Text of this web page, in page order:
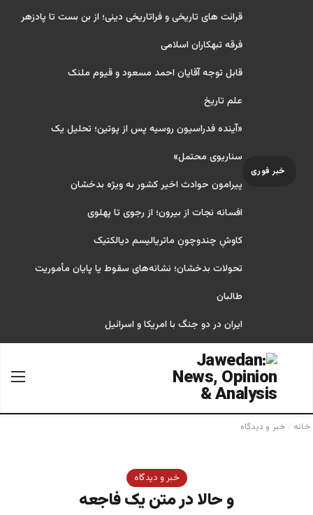
خبر فوری
قرائت های تاریخی و فراتاریخی دینی؛ از بن بست تا پادزهر
فرقه تبهکاران اسلامی
قابل توجه آقایان احمد مسعود و قیوم ملنک
علم تاریخ
«آینده فدراسیون روسیه پس از پوتین؛ تحلیل یک
سناریوی محتمل»
پیرامون حوادث اخیر کشور به ویژه بدخشان
افسانه نجات از بیرون؛ از رجوی تا پهلوی
کاوشِ چندو‌چونِ ماتریالیسم دیالکتیک
تحولات بدخشان؛ نشانه‌های سقوط یا پایان مأموریت
طالبان
ایران در دو جنگ با امریکا و اسرائیل
جستجو برای
خانه / خبر و دیدگاه
خبر و دیدگاه
و حالا در متن یک فاجعه